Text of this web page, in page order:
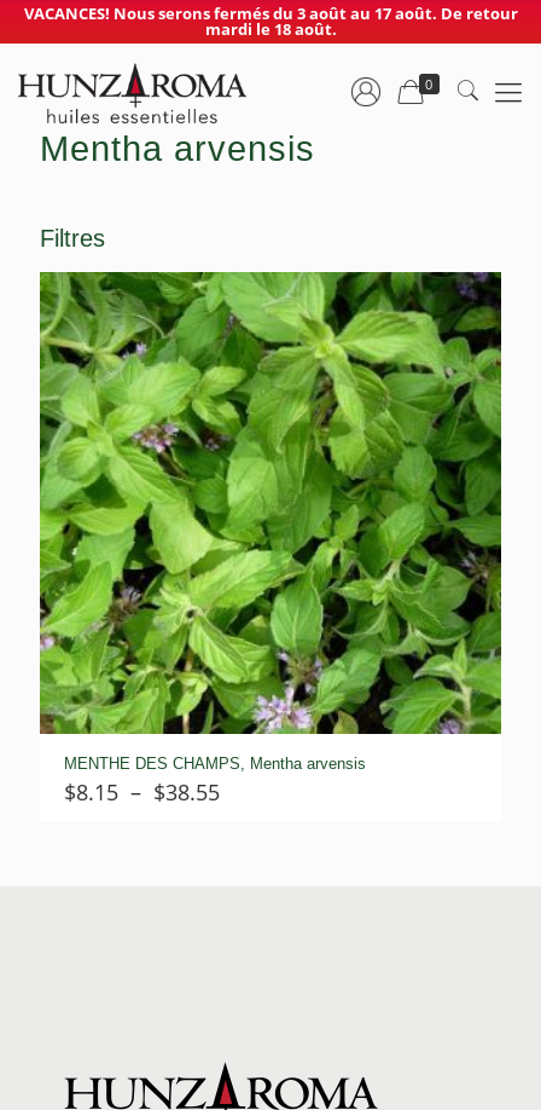
VACANCES! Nous serons fermés du 3 août au 17 août. De retour
mardi le 18 août.
0
Mentha arvensis
Filtres
MENTHE DES CHAMPS, Mentha arvensis
$8.15 – $38.55Plage